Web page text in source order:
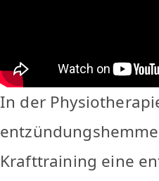
In der
Krafttraining eine